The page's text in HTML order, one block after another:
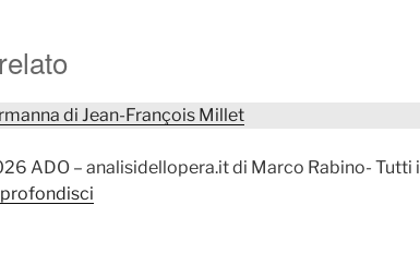
di Jean-François Millet
ADO – analisidellopera.it di Marco Rabino- Tutti i